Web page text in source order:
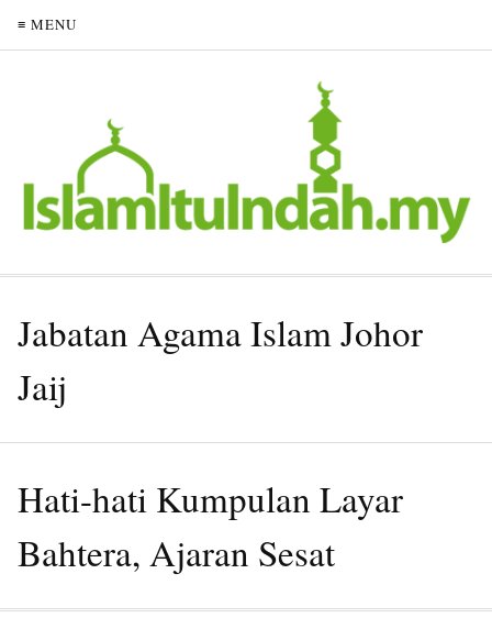
≡ MENU
Jabatan Agama Islam Johor
Jaij
Hati-hati Kumpulan Layar
Bahtera, Ajaran Sesat